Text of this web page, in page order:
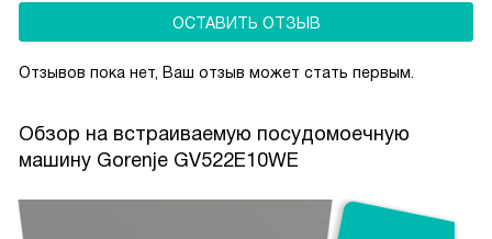
ОСТАВИТЬ ОТЗЫВ
Отзывов пока нет, Ваш отзыв может стать первым.
Обзор на встраиваемую посудомоечную
машину Gorenje GV522E10WE